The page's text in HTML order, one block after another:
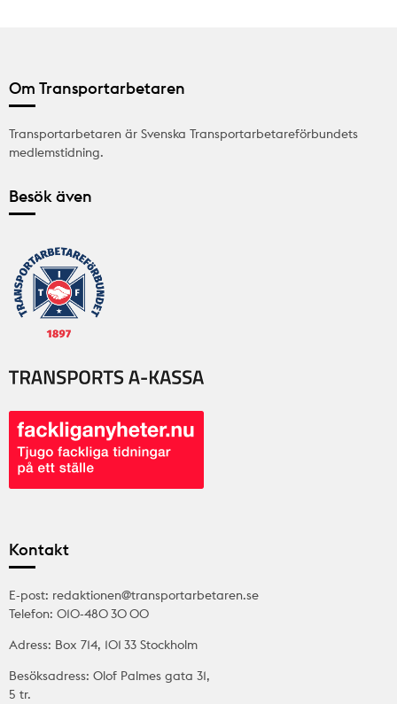
Om Transportarbetaren
Transportarbetaren är Svenska Transportarbetareförbundets
medlemstidning.
Besök även
Kontakt
E-post: redaktionen@transportarbetaren.se
Telefon: 010-480 30 00
Adress: Box 714, 101 33 Stockholm
Besöksadress: Olof Palmes gata 31,
5 tr.